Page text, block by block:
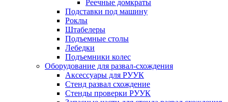
Реечные домкраты
Подставки под машину
Роклы
Штабелеры
Подъемные столы
Лебедки
Подъемники колес
Оборудование для развал-схождения
Аксессуары для РУУК
Стенд развал схождение
Стенды проверки РУУК